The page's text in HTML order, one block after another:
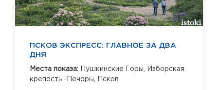
ПСКОВ‑ЭКСПРЕСС: ГЛАВНОЕ ЗА ДВА
ДНЯ
Места показа: Пушкинские Горы,
Изборская
крепость -Печоры,
Псков